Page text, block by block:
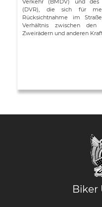
(DVR), die sich für
Rücksichtnahme im
Verhältnis zwischen den
Zweirädern und anderen
Biker